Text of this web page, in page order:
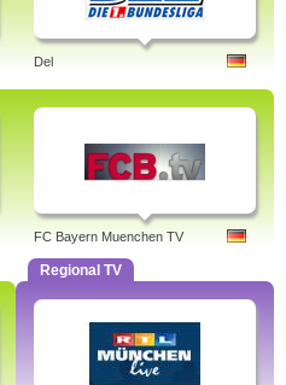
Del
FC Bayern Muenchen TV
Regional TV